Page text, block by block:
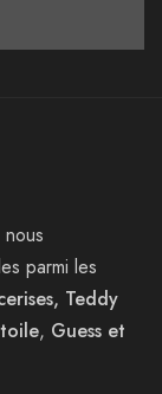
parmi les
Teddy
, Guess et